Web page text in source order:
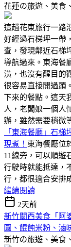
花蓮の旅遊、美食
這趟花東旅行一路
好經過石梯坪一帶
查，發現鄰近石梯
導航過來。東海餐
潢，也沒有醒目的
很容易直接開過頭
下來的餐點。這天
人，老闆娘一個人
辦，雖然需要稍微
「東海餐廳」石
現煮！ 東海餐廳位
11線旁，可以順遊
行駛時就能抵達，
行，都很適合安排
繼續閱讀
2天前
新竹關西美食「阿
圓、餛飩米粉、滷
新竹の旅遊、美食